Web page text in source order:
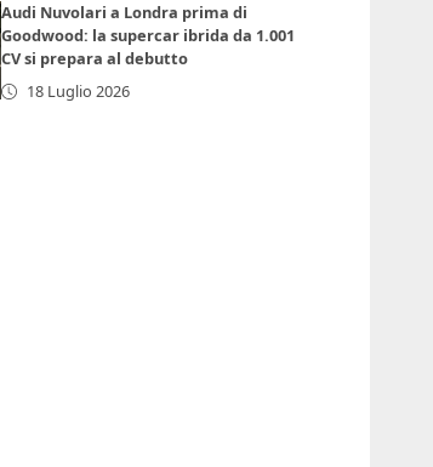
Audi Nuvolari a Londra prima di
Goodwood: la supercar ibrida da 1.001
CV si prepara al debutto
18 Luglio 2026